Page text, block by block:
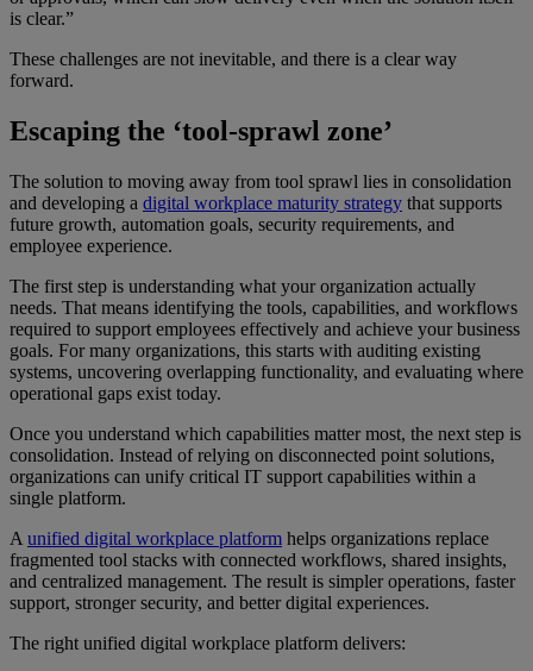
is clear.”
These challenges are not inevitable, and there is a clear way
forward.
Escaping the ‘tool-sprawl zone’
The solution to moving away from tool sprawl lies in consolidation
and developing a digital workplace maturity strategy that supports
future growth, automation goals, security requirements, and
employee experience.
The first step is understanding what your organization actually
needs. That means identifying the tools, capabilities, and workflows
required to support employees effectively and achieve your business
goals. For many organizations, this starts with auditing existing
systems, uncovering overlapping functionality, and evaluating where
operational gaps exist today.
Once you understand which capabilities matter most, the next step is
consolidation. Instead of relying on disconnected point solutions,
organizations can unify critical IT support capabilities within a
single platform.
A unified digital workplace platform helps organizations replace
fragmented tool stacks with connected workflows, shared insights,
and centralized management. The result is simpler operations, faster
support, stronger security, and better digital experiences.
The right unified digital workplace platform delivers: